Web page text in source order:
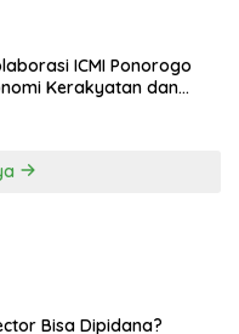
ICMI Ponorogo
Kerakyatan dan
Bisa Dipidana?